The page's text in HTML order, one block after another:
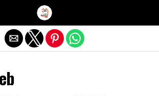
Salir de la versión móvil